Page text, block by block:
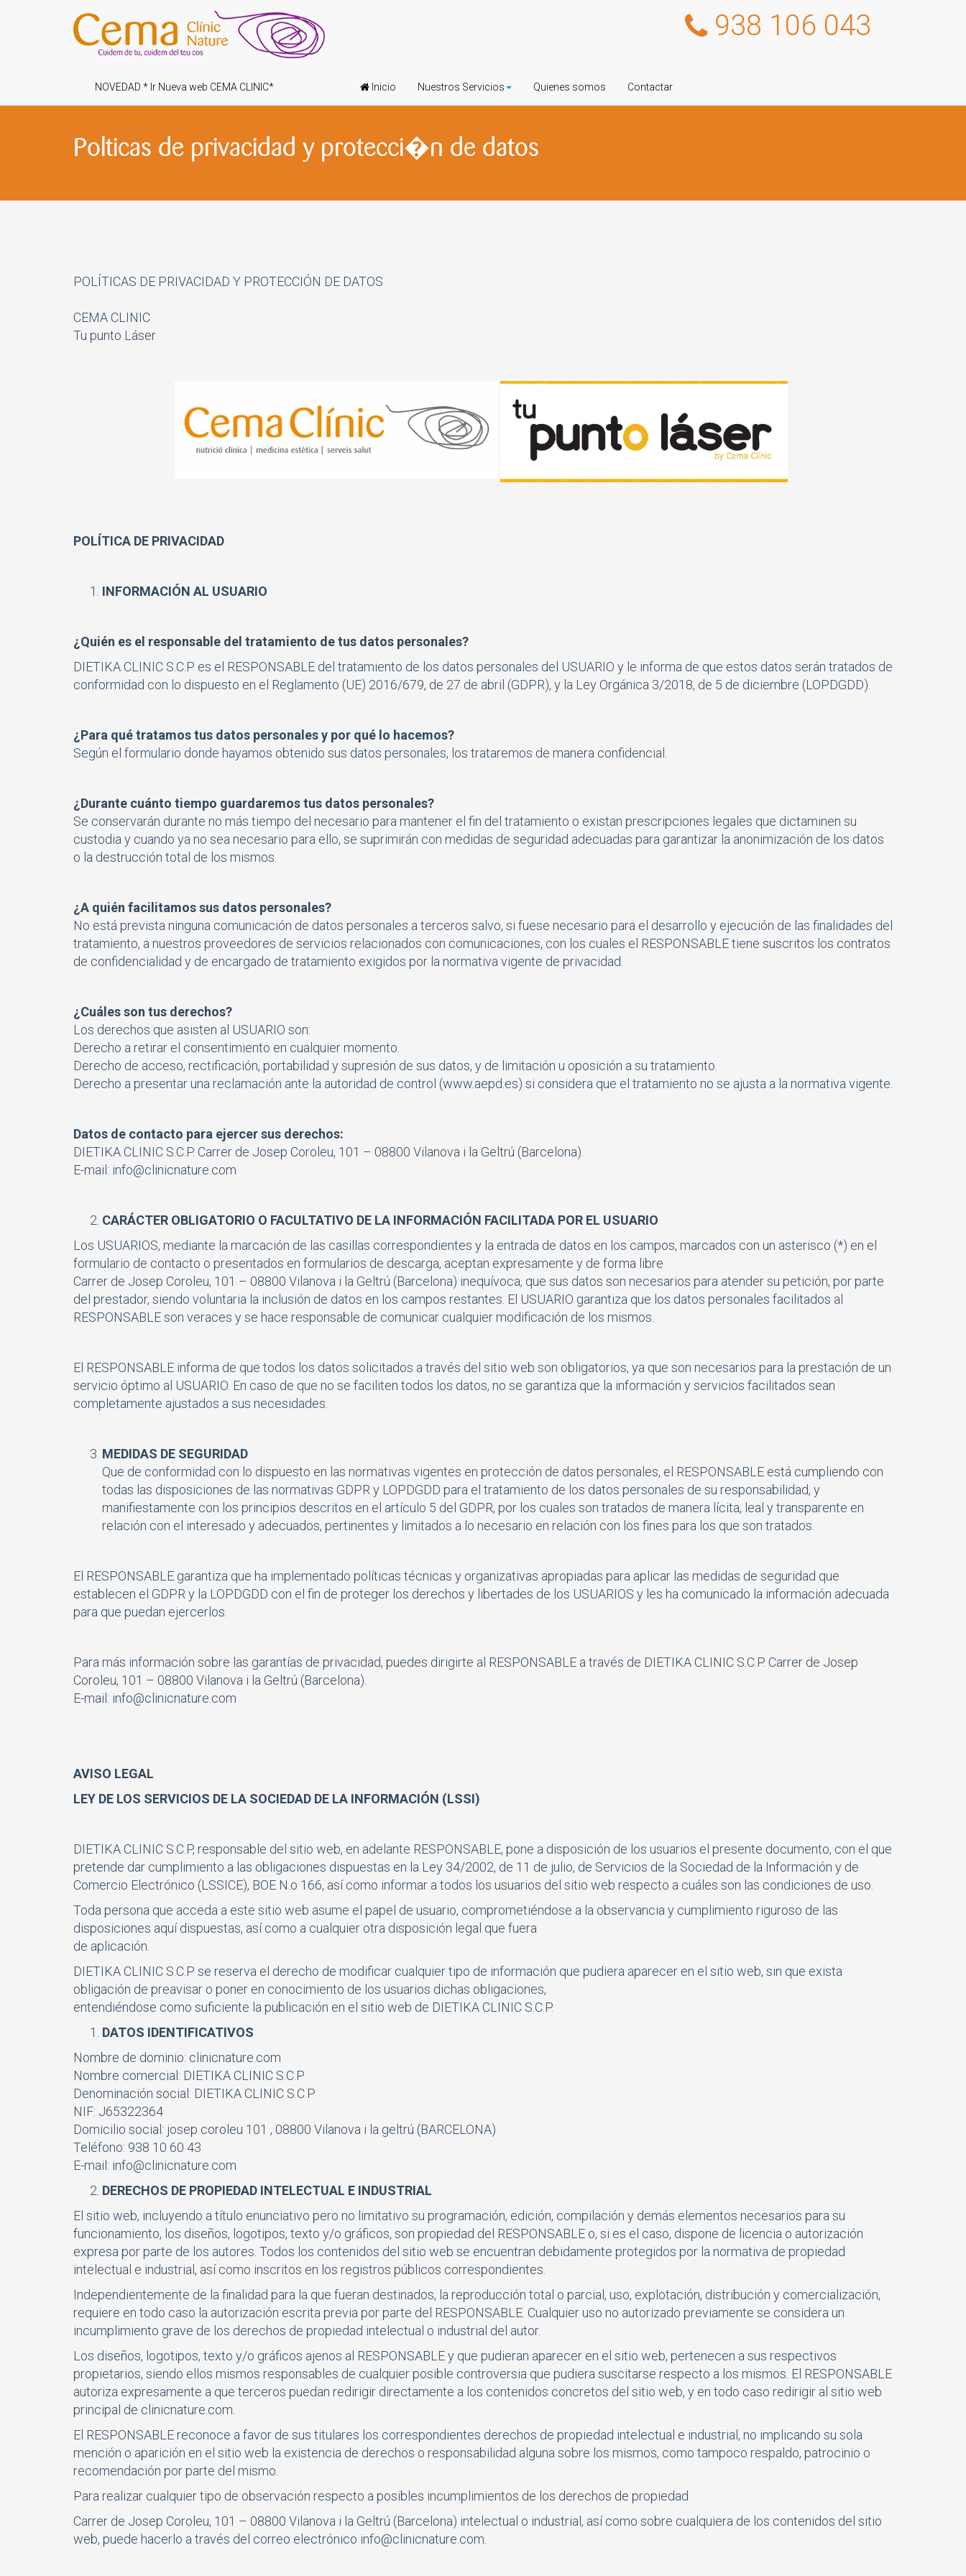
938 106 043
NOVEDAD * Ir Nueva web CEMA CLINIC* Inicio Nuestros Servicios Quienes somos Contactar
Polticas de privacidad y protecci�n de datos
POLÍTICAS DE PRIVACIDAD Y PROTECCIÓN DE DATOS
CEMA CLINIC
Tu punto Láser
POLÍTICA DE PRIVACIDAD
INFORMACIÓN AL USUARIO
¿Quién es el responsable del tratamiento de tus datos personales?
DIETIKA CLINIC S.C.P es el RESPONSABLE del tratamiento de los datos personales del USUARIO y le informa de que estos datos serán tratados de
conformidad con lo dispuesto en el Reglamento (UE) 2016/679, de 27 de abril (GDPR), y la Ley Orgánica 3/2018, de 5 de diciembre (LOPDGDD).
¿Para qué tratamos tus datos personales y por qué lo hacemos?
Según el formulario donde hayamos obtenido sus datos personales, los trataremos de manera confidencial.
¿Durante cuánto tiempo guardaremos tus datos personales?
Se conservarán durante no más tiempo del necesario para mantener el fin del tratamiento o existan prescripciones legales que dictaminen su
custodia y cuando ya no sea necesario para ello, se suprimirán con medidas de seguridad adecuadas para garantizar la anonimización de los datos
o la destrucción total de los mismos.
¿A quién facilitamos sus datos personales?
No está prevista ninguna comunicación de datos personales a terceros salvo, si fuese necesario para el desarrollo y ejecución de las finalidades del
tratamiento, a nuestros proveedores de servicios relacionados con comunicaciones, con los cuales el RESPONSABLE tiene suscritos los contratos
de confidencialidad y de encargado de tratamiento exigidos por la normativa vigente de privacidad.
¿Cuáles son tus derechos?
Los derechos que asisten al USUARIO son:
Derecho a retirar el consentimiento en cualquier momento.
Derecho de acceso, rectificación, portabilidad y supresión de sus datos, y de limitación u oposición a su tratamiento.
Derecho a presentar una reclamación ante la autoridad de control (www.aepd.es) si considera que el tratamiento no se ajusta a la normativa vigente.
Datos de contacto para ejercer sus derechos:
DIETIKA CLINIC S.C.P. Carrer de Josep Coroleu, 101 – 08800 Vilanova i la Geltrú (Barcelona).
E-mail: info@clinicnature.com
CARÁCTER OBLIGATORIO O FACULTATIVO DE LA INFORMACIÓN FACILITADA POR EL USUARIO
Los USUARIOS, mediante la marcación de las casillas correspondientes y la entrada de datos en los campos, marcados con un asterisco (*) en el
formulario de contacto o presentados en formularios de descarga, aceptan expresamente y de forma libre
Carrer de Josep Coroleu, 101 – 08800 Vilanova i la Geltrú (Barcelona) inequívoca, que sus datos son necesarios para atender su petición, por parte
del prestador, siendo voluntaria la inclusión de datos en los campos restantes. El USUARIO garantiza que los datos personales facilitados al
RESPONSABLE son veraces y se hace responsable de comunicar cualquier modificación de los mismos.
El RESPONSABLE informa de que todos los datos solicitados a través del sitio web son obligatorios, ya que son necesarios para la prestación de un
servicio óptimo al USUARIO. En caso de que no se faciliten todos los datos, no se garantiza que la información y servicios facilitados sean
completamente ajustados a sus necesidades.
MEDIDAS DE SEGURIDAD
Que de conformidad con lo dispuesto en las normativas vigentes en protección de datos personales, el RESPONSABLE está cumpliendo con
todas las disposiciones de las normativas GDPR y LOPDGDD para el tratamiento de los datos personales de su responsabilidad, y
manifiestamente con los principios descritos en el artículo 5 del GDPR, por los cuales son tratados de manera lícita, leal y transparente en
relación con el interesado y adecuados, pertinentes y limitados a lo necesario en relación con los fines para los que son tratados.
El RESPONSABLE garantiza que ha implementado políticas técnicas y organizativas apropiadas para aplicar las medidas de seguridad que
establecen el GDPR y la LOPDGDD con el fin de proteger los derechos y libertades de los USUARIOS y les ha comunicado la información adecuada
para que puedan ejercerlos.
Para más información sobre las garantías de privacidad, puedes dirigirte al RESPONSABLE a través de DIETIKA CLINIC S.C.P. Carrer de Josep
Coroleu, 101 – 08800 Vilanova i la Geltrú (Barcelona).
E-mail: info@clinicnature.com
AVISO LEGAL
LEY DE LOS SERVICIOS DE LA SOCIEDAD DE LA INFORMACIÓN (LSSI)
DIETIKA CLINIC S.C.P, responsable del sitio web, en adelante RESPONSABLE, pone a disposición de los usuarios el presente documento, con el que
pretende dar cumplimiento a las obligaciones dispuestas en la Ley 34/2002, de 11 de julio, de Servicios de la Sociedad de la Información y de
Comercio Electrónico (LSSICE), BOE N.o 166, así como informar a todos los usuarios del sitio web respecto a cuáles son las condiciones de uso.
Toda persona que acceda a este sitio web asume el papel de usuario, comprometiéndose a la observancia y cumplimiento riguroso de las
disposiciones aquí dispuestas, así como a cualquier otra disposición legal que fuera
de aplicación.
DIETIKA CLINIC S.C.P se reserva el derecho de modificar cualquier tipo de información que pudiera aparecer en el sitio web, sin que exista
obligación de preavisar o poner en conocimiento de los usuarios dichas obligaciones,
entendiéndose como suficiente la publicación en el sitio web de DIETIKA CLINIC S.C.P.
DATOS IDENTIFICATIVOS
Nombre de dominio: clinicnature.com
Nombre comercial: DIETIKA CLINIC S.C.P
Denominación social: DIETIKA CLINIC S.C.P
NIF: J65322364
Domicilio social: josep coroleu 101 , 08800 Vilanova i la geltrú (BARCELONA)
Teléfono: 938 10 60 43
E-mail: info@clinicnature.com
DERECHOS DE PROPIEDAD INTELECTUAL E INDUSTRIAL
El sitio web, incluyendo a título enunciativo pero no limitativo su programación, edición, compilación y demás elementos necesarios para su
funcionamiento, los diseños, logotipos, texto y/o gráficos, son propiedad del RESPONSABLE o, si es el caso, dispone de licencia o autorización
expresa por parte de los autores. Todos los contenidos del sitio web se encuentran debidamente protegidos por la normativa de propiedad
intelectual e industrial, así como inscritos en los registros públicos correspondientes.
Independientemente de la finalidad para la que fueran destinados, la reproducción total o parcial, uso, explotación, distribución y comercialización,
requiere en todo caso la autorización escrita previa por parte del RESPONSABLE. Cualquier uso no autorizado previamente se considera un
incumplimiento grave de los derechos de propiedad intelectual o industrial del autor.
Los diseños, logotipos, texto y/o gráficos ajenos al RESPONSABLE y que pudieran aparecer en el sitio web, pertenecen a sus respectivos
propietarios, siendo ellos mismos responsables de cualquier posible controversia que pudiera suscitarse respecto a los mismos. El RESPONSABLE
autoriza expresamente a que terceros puedan redirigir directamente a los contenidos concretos del sitio web, y en todo caso redirigir al sitio web
principal de clinicnature.com.
El RESPONSABLE reconoce a favor de sus titulares los correspondientes derechos de propiedad intelectual e industrial, no implicando su sola
mención o aparición en el sitio web la existencia de derechos o responsabilidad alguna sobre los mismos, como tampoco respaldo, patrocinio o
recomendación por parte del mismo.
Para realizar cualquier tipo de observación respecto a posibles incumplimientos de los derechos de propiedad
Carrer de Josep Coroleu, 101 – 08800 Vilanova i la Geltrú (Barcelona) intelectual o industrial, así como sobre cualquiera de los contenidos del sitio
web, puede hacerlo a través del correo electrónico info@clinicnature.com